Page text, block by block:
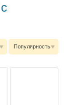
Популярность